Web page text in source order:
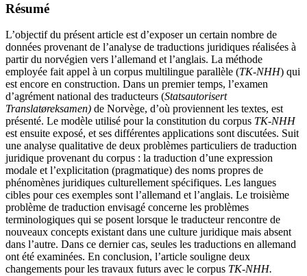
Résumé
L’objectif du présent article est d’exposer un certain nombre de
données provenant de l’analyse de traductions juridiques réalisées à
partir du norvégien vers l’allemand et l’anglais. La méthode
employée fait appel à un corpus multilingue parallèle (TK-NHH) qui
est encore en construction. Dans un premier temps, l’examen
d’agrément national des traducteurs (Statsautorisert
Translatøreksamen) de Norvège, d’où proviennent les textes, est
présenté. Le modèle utilisé pour la constitution du corpus TK-NHH
est ensuite exposé, et ses différentes applications sont discutées. Suit
une analyse qualitative de deux problèmes particuliers de traduction
juridique provenant du corpus : la traduction d’une expression
modale et l’explicitation (pragmatique) des noms propres de
phénomènes juridiques culturellement spécifiques. Les langues
cibles pour ces exemples sont l’allemand et l’anglais. Le troisième
problème de traduction envisagé concerne les problèmes
terminologiques qui se posent lorsque le traducteur rencontre de
nouveaux concepts existant dans une culture juridique mais absent
dans l’autre. Dans ce dernier cas, seules les traductions en allemand
ont été examinées. En conclusion, l’article souligne deux
changements pour les travaux futurs avec le corpus TK-NHH.